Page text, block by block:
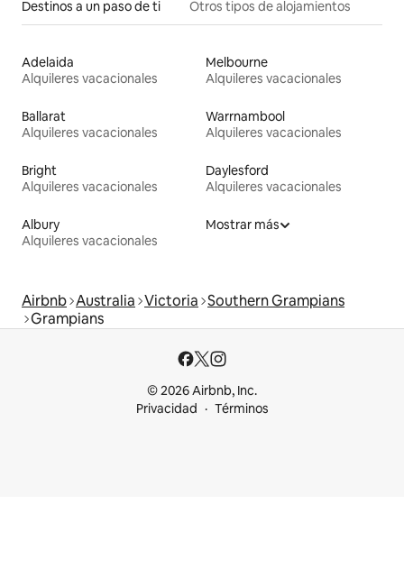
Destinos a un paso de ti Otros tipos de alojamientos
Adelaida
Alquileres vacacionales
Melbourne
Alquileres vacacionales
Ballarat
Alquileres vacacionales
Warrnambool
Alquileres vacacionales
Bright
Alquileres vacacionales
Daylesford
Alquileres vacacionales
Albury
Alquileres vacacionales
Mostrar más
Airbnb Australia Victoria Southern Grampians
Grampians
© 2026 Airbnb, Inc.
Privacidad
Términos